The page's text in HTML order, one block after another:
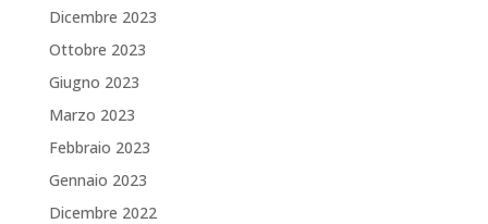
Dicembre 2023
Ottobre 2023
Giugno 2023
Marzo 2023
Febbraio 2023
Gennaio 2023
Dicembre 2022